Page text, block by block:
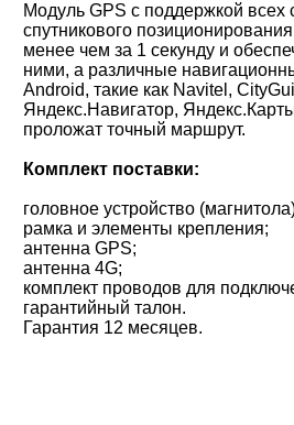
Модуль GPS с поддержкой всех
спутникового
менее чем за 1 секунду и
ними, а различные
Android, такие как Navitel,
Яндекс.Навигатор,
проложат точный маршрут.
Комплект поставки:
головное устройство
рамка и элементы крепления;
антенна GPS;
антенна 4G;
комплект проводов для
гарантийный талон.
Гарантия 12 месяцев.